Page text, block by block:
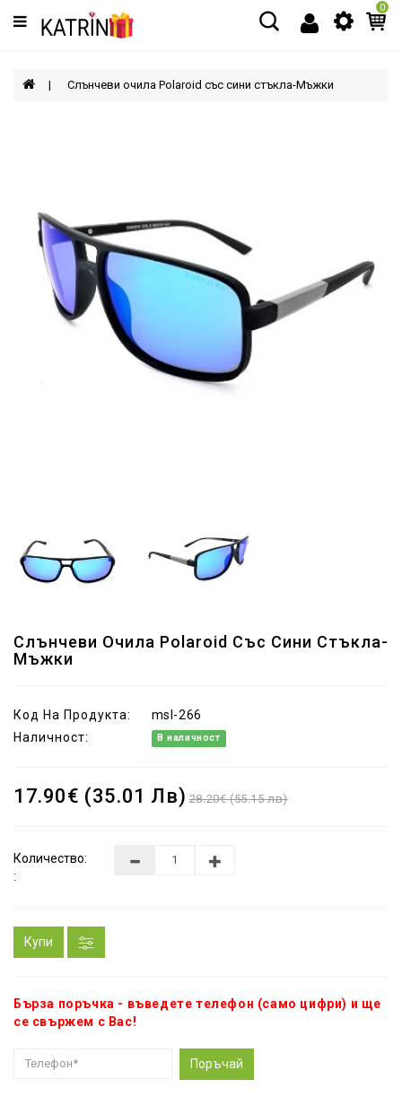
Категории
МЪЖЕ
0
Слънчеви очила Polaroid със сини стъкла-Мъжки
Слънчеви Очила Polaroid Със Сини Стъкла-
Мъжки
Код На Продукта:
msl-266
Наличност:
В наличност
17.90€ (35.01 Лв) 28.20€ (55.15 лв)
Количество:
:
Купи
Бърза поръчка - въведете телефон (само цифри) и ще
се свържем с Вас!
Поръчай